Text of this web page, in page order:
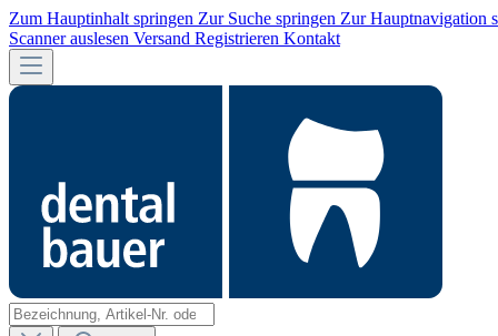
Zum Hauptinhalt springen Zur Suche springen Zur Hauptnavigation
Scanner auslesen Versand Registrieren Kontakt